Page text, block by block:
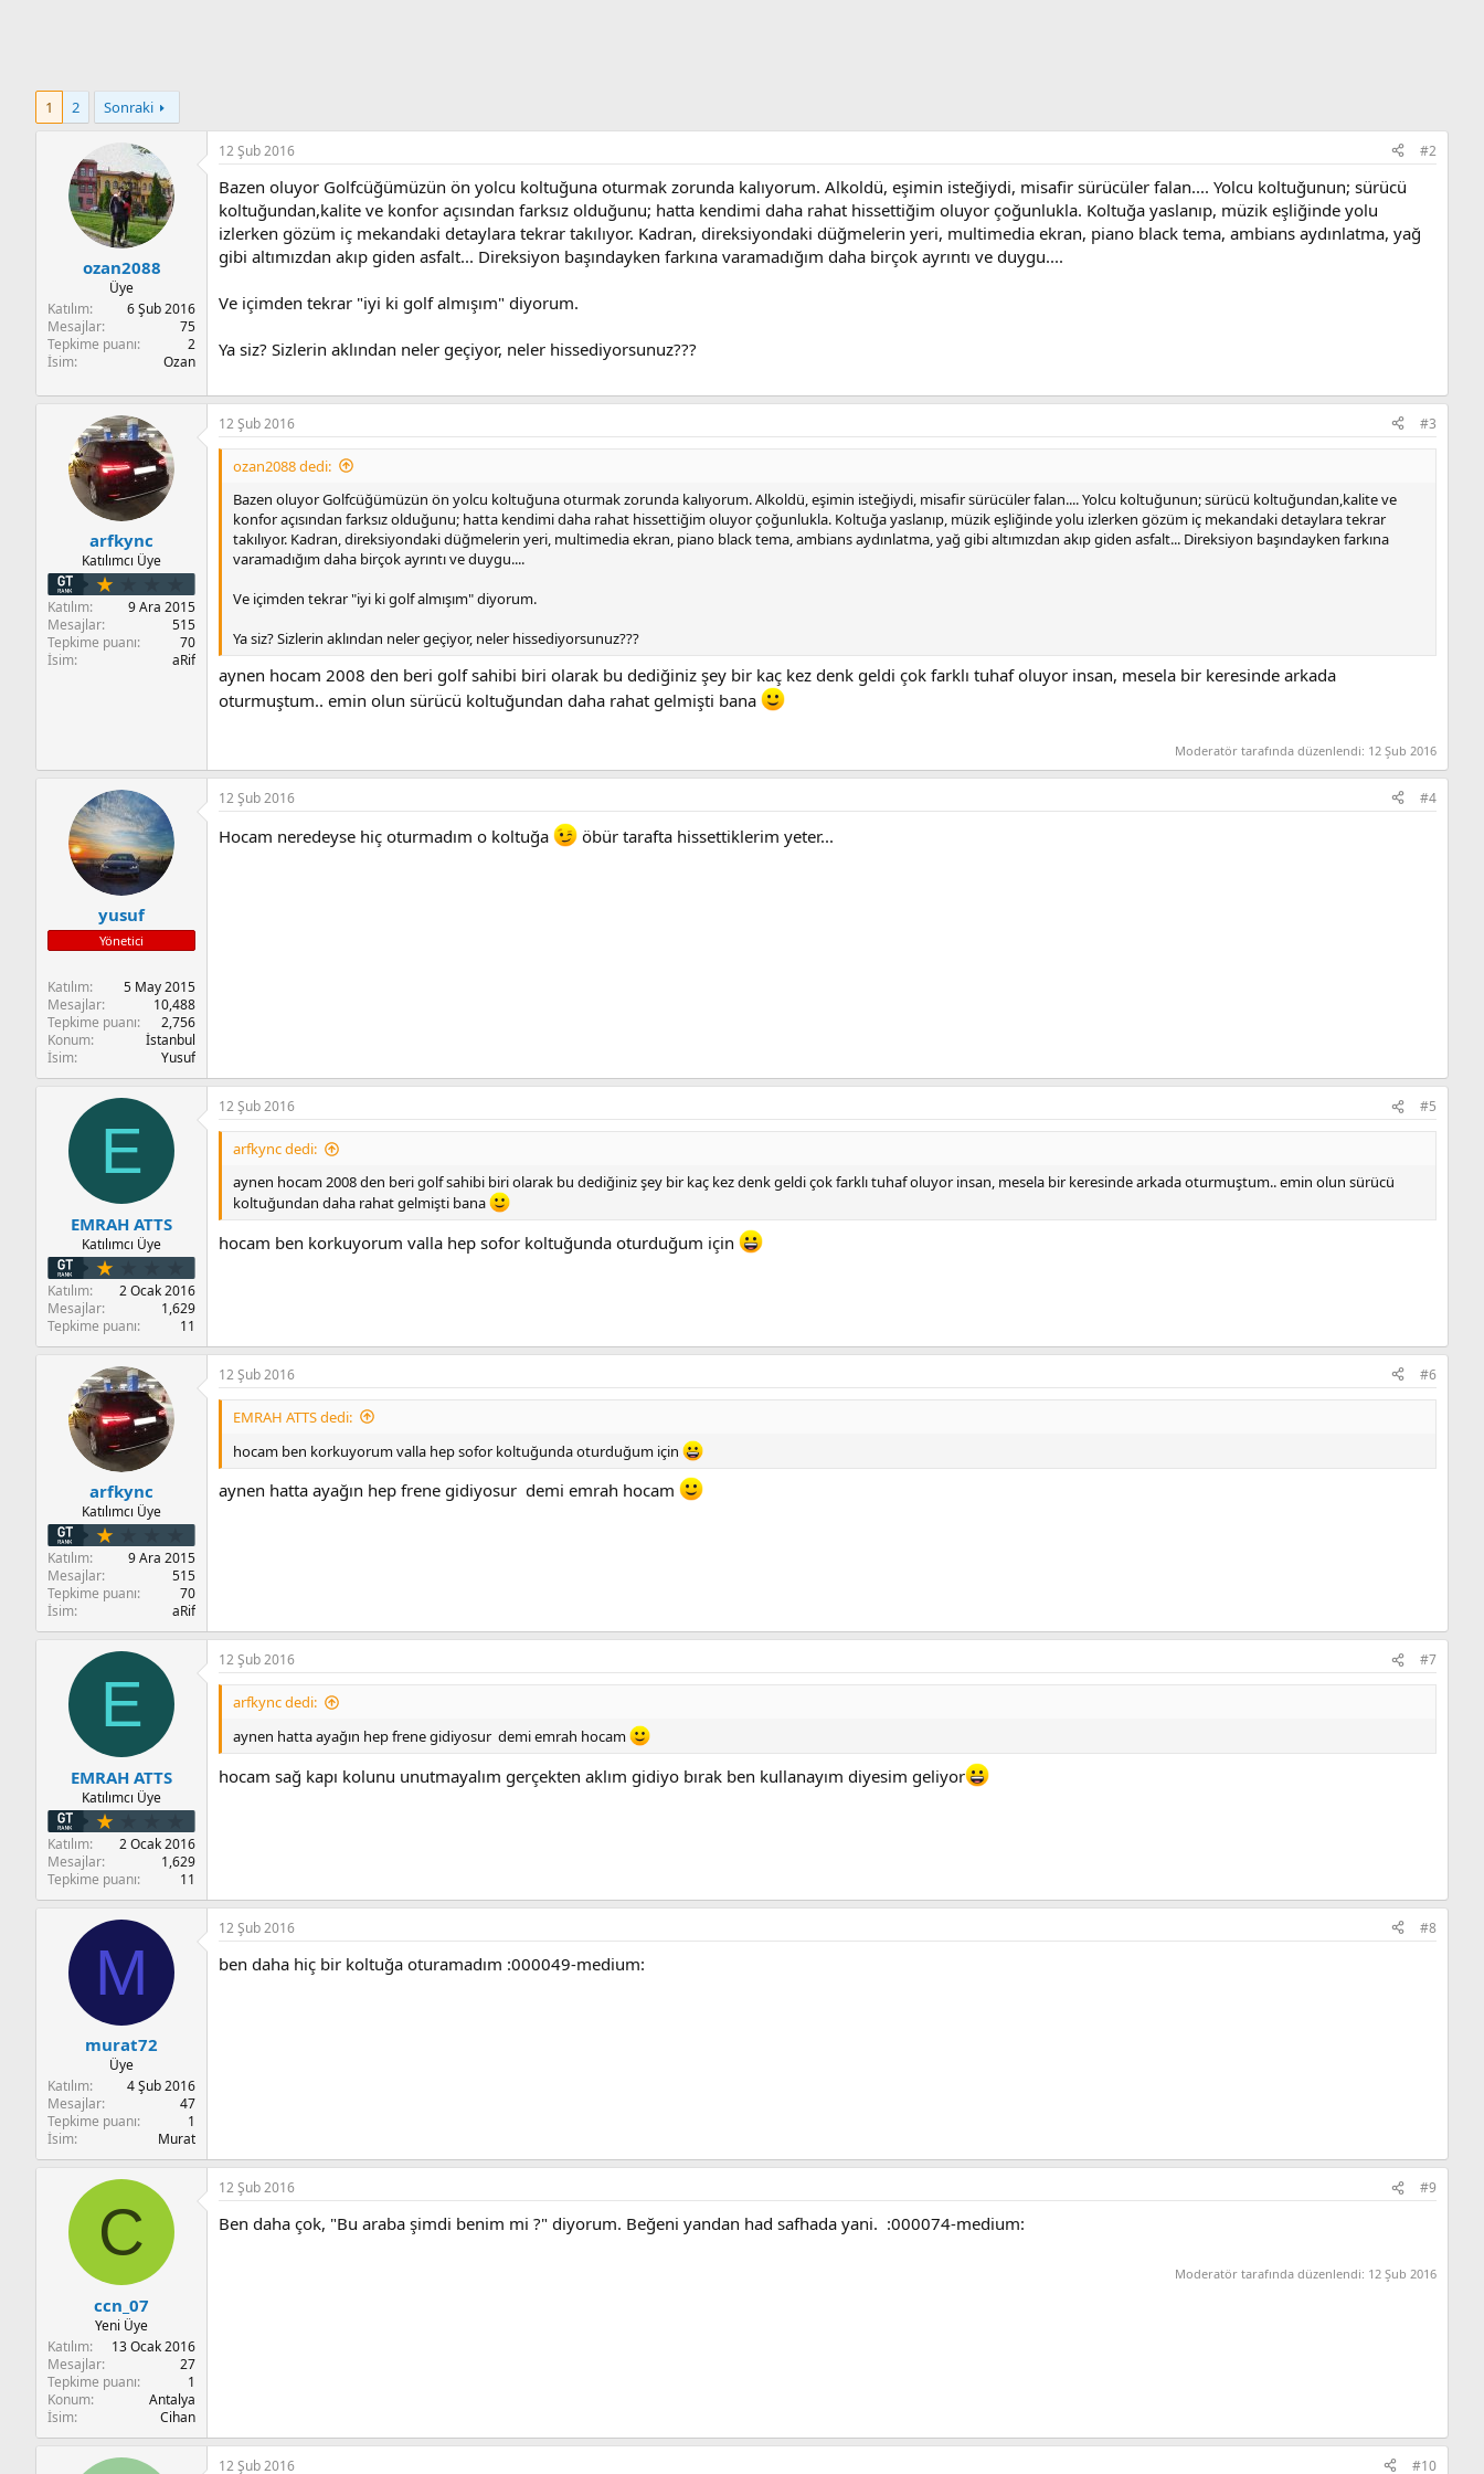
1 2 Sonraki
ozan2088
Üye
Katılım
6 Şub 2016
Mesajlar
75
Tepkime puanı
2
İsim
Ozan
12 Şub 2016 #2
Bazen oluyor Golfcüğümüzün ön yolcu koltuğuna oturmak zorunda kalıyorum. Alkoldü, eşimin isteğiydi, misafir sürücüler falan.... Yolcu koltuğunun; sürücü
koltuğundan,kalite ve konfor açısından farksız olduğunu; hatta kendimi daha rahat hissettiğim oluyor çoğunlukla. Koltuğa yaslanıp, müzik eşliğinde yolu
izlerken gözüm iç mekandaki detaylara tekrar takılıyor. Kadran, direksiyondaki düğmelerin yeri, multimedia ekran, piano black tema, ambians aydınlatma, yağ
gibi altımızdan akıp giden asfalt... Direksiyon başındayken farkına varamadığım daha birçok ayrıntı ve duygu....
Ve içimden tekrar "iyi ki golf almışım" diyorum.
Ya siz? Sizlerin aklından neler geçiyor, neler hissediyorsunuz???
arfkync
Katılımcı Üye
Katılım
9 Ara 2015
Mesajlar
515
Tepkime puanı
70
İsim
aRif
12 Şub 2016 #3
ozan2088 dedi:
Bazen oluyor Golfcüğümüzün ön yolcu koltuğuna oturmak zorunda kalıyorum. Alkoldü, eşimin isteğiydi, misafir sürücüler falan.... Yolcu koltuğunun; sürücü koltuğundan,kalite ve
konfor açısından farksız olduğunu; hatta kendimi daha rahat hissettiğim oluyor çoğunlukla. Koltuğa yaslanıp, müzik eşliğinde yolu izlerken gözüm iç mekandaki detaylara tekrar
takılıyor. Kadran, direksiyondaki düğmelerin yeri, multimedia ekran, piano black tema, ambians aydınlatma, yağ gibi altımızdan akıp giden asfalt... Direksiyon başındayken farkına
varamadığım daha birçok ayrıntı ve duygu....
Ve içimden tekrar "iyi ki golf almışım" diyorum.
Ya siz? Sizlerin aklından neler geçiyor, neler hissediyorsunuz???
aynen hocam 2008 den beri golf sahibi biri olarak bu dediğiniz şey bir kaç kez denk geldi çok farklı tuhaf oluyor insan, mesela bir keresinde arkada
oturmuştum.. emin olun sürücü koltuğundan daha rahat gelmişti bana
Moderatör tarafında düzenlendi: 12 Şub 2016
yusuf
Yönetici
Katılım
5 May 2015
Mesajlar
10,488
Tepkime puanı
2,756
Konum
İstanbul
İsim
Yusuf
12 Şub 2016 #4
Hocam neredeyse hiç oturmadım o koltuğa öbür tarafta hissettiklerim yeter...
E
EMRAH ATTS
Katılımcı Üye
Katılım
2 Ocak 2016
Mesajlar
1,629
Tepkime puanı
11
12 Şub 2016 #5
arfkync dedi:
aynen hocam 2008 den beri golf sahibi biri olarak bu dediğiniz şey bir kaç kez denk geldi çok farklı tuhaf oluyor insan, mesela bir keresinde arkada oturmuştum.. emin olun sürücü
koltuğundan daha rahat gelmişti bana
hocam ben korkuyorum valla hep sofor koltuğunda oturduğum için
arfkync
Katılımcı Üye
Katılım
9 Ara 2015
Mesajlar
515
Tepkime puanı
70
İsim
aRif
12 Şub 2016 #6
EMRAH ATTS dedi:
hocam ben korkuyorum valla hep sofor koltuğunda oturduğum için
aynen hatta ayağın hep frene gidiyosur demi emrah hocam
E
EMRAH ATTS
Katılımcı Üye
Katılım
2 Ocak 2016
Mesajlar
1,629
Tepkime puanı
11
12 Şub 2016 #7
arfkync dedi:
aynen hatta ayağın hep frene gidiyosur demi emrah hocam
hocam sağ kapı kolunu unutmayalım gerçekten aklım gidiyo bırak ben kullanayım diyesim geliyor
M
murat72
Üye
Katılım
4 Şub 2016
Mesajlar
47
Tepkime puanı
1
İsim
Murat
12 Şub 2016 #8
ben daha hiç bir koltuğa oturamadım :000049-medium:
C
ccn_07
Yeni Üye
Katılım
13 Ocak 2016
Mesajlar
27
Tepkime puanı
1
Konum
Antalya
İsim
Cihan
12 Şub 2016 #9
Ben daha çok, "Bu araba şimdi benim mi ?" diyorum. Beğeni yandan had safhada yani. :000074-medium:
Moderatör tarafında düzenlendi: 12 Şub 2016
12 Şub 2016 #10